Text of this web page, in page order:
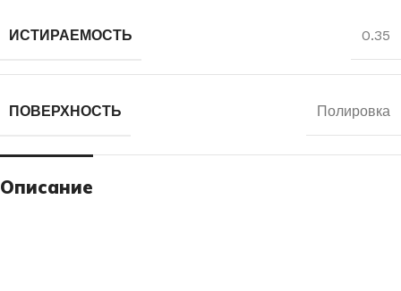
ИСТИРАЕМОСТЬ 0.35
ПОВЕРХНОСТЬ Полировка
Описание